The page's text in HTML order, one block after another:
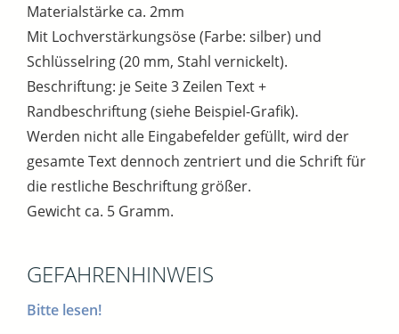
Materialstärke ca. 2mm
Mit Lochverstärkungsöse (Farbe: silber) und
Schlüsselring (20 mm, Stahl vernickelt).
Beschriftung: je Seite 3 Zeilen Text +
Randbeschriftung (siehe Beispiel-Grafik).
Werden nicht alle Eingabefelder gefüllt, wird der
gesamte Text dennoch zentriert und die Schrift für
die restliche Beschriftung größer.
Gewicht ca. 5 Gramm.
GEFAHRENHINWEIS
Bitte lesen!